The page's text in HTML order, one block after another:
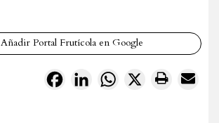
Añadir Portal Frutícola en Google
FacebookLinkedInWhatsApp
X